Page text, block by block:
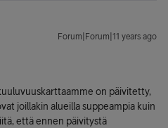
Forum|Forum|11 years ago
on päivitetty,
joillakin alueilla suppeampia kuin
että ennen päivitystä